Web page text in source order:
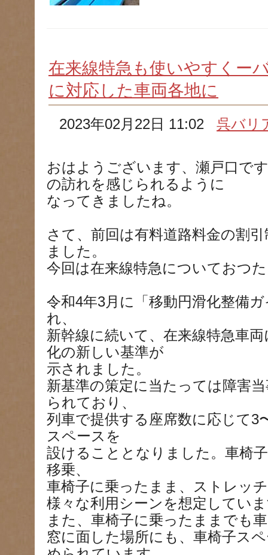
在来線特急も使いやすくー
に対応した車両各地に
2023年02月22日 11:02呉バリ
おはようございます、瀬戸口で
の訪れを感じられるように
なってきましたね。
さて、前回は有料道路料金の割
ました。
今回は在来線特急についておつ
令和4年3月に「移動円滑化整備
れ、
新幹線に続いて、在来線特急車
化の新しい基準が
示されました。
新基準の策定に当たっては障害
られており、
列車で提供する座席数に応じて3
スペースを
設けることとなりました。車椅
移乗、
車椅子に乗ったまま、ストレッ
様々な利用シーンを想定してい
また、車椅子に乗ったままでも
窓に面した場所にも、車椅子ス